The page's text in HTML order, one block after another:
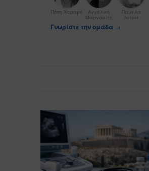
Πόπη Χαραμή
Αγγελική
Μαργαρίτη
Πάμελα
Λύτρα
Γνωρίστε την ομάδα →